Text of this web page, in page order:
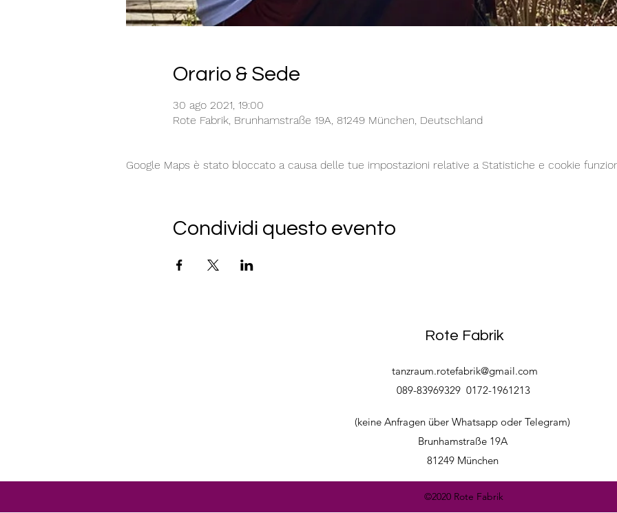
Orario & Sede
30 ago 2021, 19:00
Rote Fabrik, Brunhamstraße 19A, 81249 München, Deutschland
Google Maps è stato bloccato a causa delle tue impostazioni relative a Statistiche e cookie
Condividi questo evento
Rote Fabrik
tanzraum.rotefabrik@gmail.com
089-83969329 0172-1961213
(keine Anfragen über Whatsapp oder Telegram)
Brunhamstraße 19A
81249 München
©2020 Rote Fabrik